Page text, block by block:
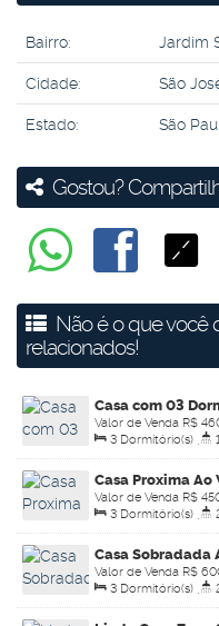
Bairro: Jardim
Cidade: São
Estado: São
Gostou?
Não é o que você
relacionados!
Casa com 03
R$
Valor de Venda
São Paulo, Brasil
3 Dormitório(s) 1
4 Vaga(s) , Útil:
Casa Proxima Ao
R$
Valor de Venda
São Paulo, Brasil
3 Dormitório(s)
Total: 129.00m² , 2
Casa Sobradada
R$
Valor de Venda
Campos, São Paulo,
3 Dormitório(s)
Total: 125.00m² , 2